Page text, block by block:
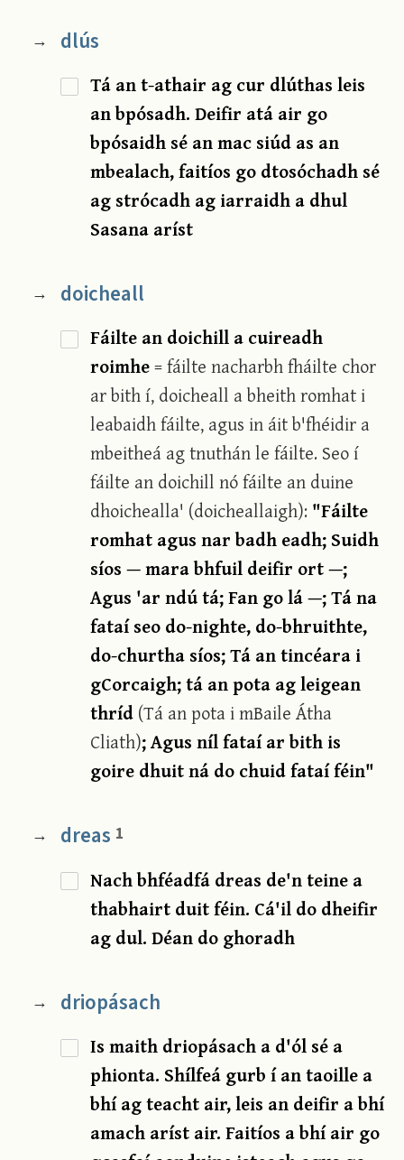
→ dlús
Tá an t-athair ag cur dlúthas leis
an bpósadh. Deifir atá air go
bpósaidh sé an mac siúd as an
mbealach, faitíos go dtosóchadh sé
ag strócadh ag iarraidh a dhul
Sasana aríst
→ doicheall
Fáilte an doichill a cuireadh
roimhe= fáilte nacharbh fháilte chor
ar bith í, doicheall a bheith romhat i
leabaidh fáilte, agus in áit b'fhéidir a
mbeitheá ag tnuthán le fáilte. Seo í
fáilte an doichill nó fáilte an duine
dhoichealla' (doicheallaigh):"Fáilte
romhat agus nar badh eadh; Suidh
síos — mara bhfuil deifir ort —;
Agus 'ar ndú tá; Fan go lá —; Tá na
fataí seo do-nighte, do-bhruithte,
do-churtha síos; Tá an tincéara i
gCorcaigh; tá an pota ag leigean
thríd(Tá an pota i mBaile Átha
Cliath); Agus níl fataí ar bith is
goire dhuit ná do chuid fataí féin"
→ dreas 1
Nach bhféadfá dreas de'n teine a
thabhairt duit féin. Cá'il do dheifir
ag dul. Déan do ghoradh
→ driopásach
Is maith driopásach a d'ól sé a
phionta. Shílfeá gurb í an taoille a
bhí ag teacht air, leis an deifir a bhí
amach aríst air. Faitíos a bhí air go